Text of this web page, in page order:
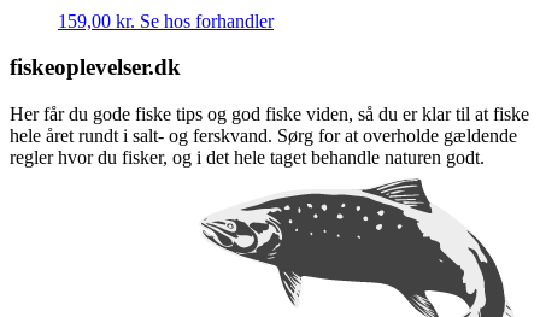
159,00 kr. Se hos forhandler
fiskeoplevelser.dk
Her får du gode fiske tips og god fiske viden, så du er klar til at fiske
hele året rundt i salt- og ferskvand. Sørg for at overholde gældende
regler hvor du fisker, og i det hele taget behandle naturen godt.